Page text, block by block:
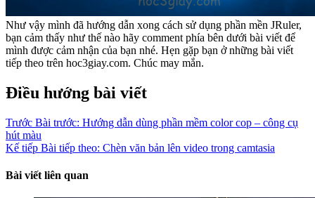
Như vậy mình đã hướng dẫn xong cách sử dụng phần mền JRuler,
bạn cảm thấy như thế nào hãy comment phía bên dưới bài viết để
mình được cảm nhận của bạn nhé. Hẹn gặp bạn ở những bài viết
tiếp theo trên hoc3giay.com. Chúc may mắn.
Điều hướng bài viết
Trước Bài trước: Hướng dẫn dùng phần mềm color cop – công cụ
hút màu
Kế tiếp Bài tiếp theo: Chèn văn bản lên video trong camtasia
Bài viết liên quan